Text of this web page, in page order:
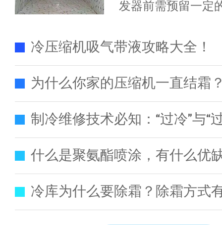
发器前需预留一定
冷压缩机吸气带液攻略大全！
为什么你家的压缩机一直结霜？3个原因
制冷维修技术必知：“过冷”与“
什么是聚氨酯喷涂，有什么优
冷库为什么要除霜？除霜方式